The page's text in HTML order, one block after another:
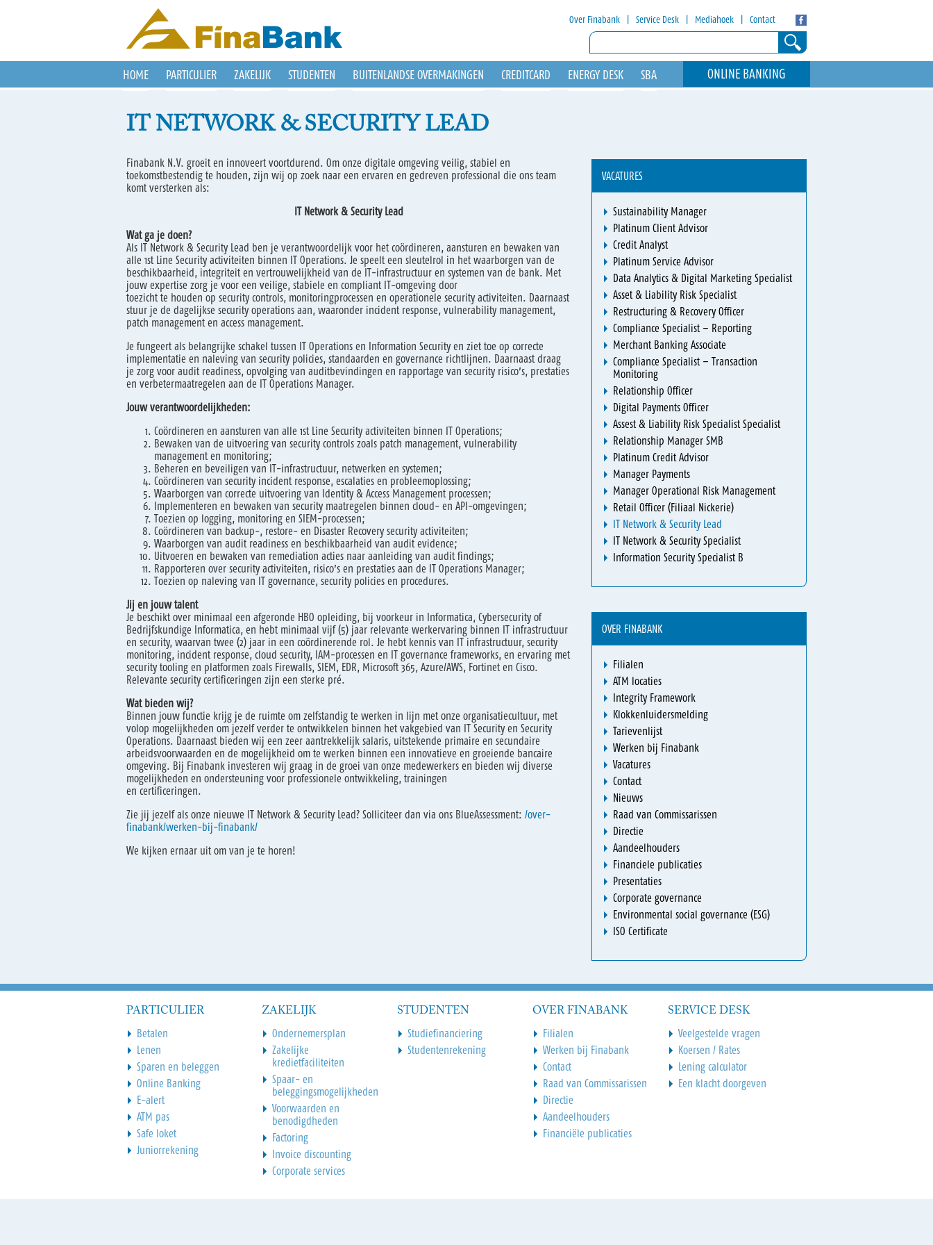
Over Finabank Service Desk Mediahoek Contact
HOME PARTICULIER ZAKELIJK STUDENTEN BUITENLANDSE OVERMAKINGEN CREDITCARD ENERGY DESK SBA ONLINE BANKING
IT NETWORK & SECURITY LEAD
Finabank N.V. groeit en innoveert voortdurend. Om onze digitale omgeving veilig, stabiel en
toekomstbestendig te houden, zijn wij op zoek naar een ervaren en gedreven professional die ons team
komt versterken als:
IT Network & Security Lead
Wat ga je doen?
Als IT Network & Security Lead ben je verantwoordelijk voor het coördineren, aansturen en bewaken van
alle 1st Line Security activiteiten binnen IT Operations. Je speelt een sleutelrol in het waarborgen van de
beschikbaarheid, integriteit en vertrouwelijkheid van de IT-infrastructuur en systemen van de bank. Met
jouw expertise zorg je voor een veilige, stabiele en compliant IT-omgeving door
toezicht te houden op security controls, monitoringprocessen en operationele security activiteiten. Daarnaast
stuur je de dagelijkse security operations aan, waaronder incident response, vulnerability management,
patch management en access management.
Je fungeert als belangrijke schakel tussen IT Operations en Information Security en ziet toe op correcte
implementatie en naleving van security policies, standaarden en governance richtlijnen. Daarnaast draag
je zorg voor audit readiness, opvolging van auditbevindingen en rapportage van security risico’s, prestaties
en verbetermaatregelen aan de IT Operations Manager.
Jouw verantwoordelijkheden:
Coördineren en aansturen van alle 1st Line Security activiteiten binnen IT Operations;
Bewaken van de uitvoering van security controls zoals patch management, vulnerability
management en monitoring;
Beheren en beveiligen van IT-infrastructuur, netwerken en systemen;
Coördineren van security incident response, escalaties en probleemoplossing;
Waarborgen van correcte uitvoering van Identity & Access Management processen;
Implementeren en bewaken van security maatregelen binnen cloud- en API-omgevingen;
Toezien op logging, monitoring en SIEM-processen;
Coördineren van backup-, restore- en Disaster Recovery security activiteiten;
Waarborgen van audit readiness en beschikbaarheid van audit evidence;
Uitvoeren en bewaken van remediation acties naar aanleiding van audit findings;
Rapporteren over security activiteiten, risico’s en prestaties aan de IT Operations Manager;
Toezien op naleving van IT governance, security policies en procedures.
Jij en jouw talent
Je beschikt over minimaal een afgeronde HBO opleiding, bij voorkeur in Informatica, Cybersecurity of
Bedrijfskundige Informatica, en hebt minimaal vijf (5) jaar relevante werkervaring binnen IT infrastructuur
en security, waarvan twee (2) jaar in een coördinerende rol. Je hebt kennis van IT infrastructuur, security
monitoring, incident response, cloud security, IAM-processen en IT governance frameworks, en ervaring met
security tooling en platformen zoals Firewalls, SIEM, EDR, Microsoft 365, Azure/AWS, Fortinet en Cisco.
Relevante security certificeringen zijn een sterke pré.
Wat bieden wij?
Binnen jouw functie krijg je de ruimte om zelfstandig te werken in lijn met onze organisatiecultuur, met
volop mogelijkheden om jezelf verder te ontwikkelen binnen het vakgebied van IT Security en Security
Operations. Daarnaast bieden wij een zeer aantrekkelijk salaris, uitstekende primaire en secundaire
arbeidsvoorwaarden en de mogelijkheid om te werken binnen een innovatieve en groeiende bancaire
omgeving. Bij Finabank investeren wij graag in de groei van onze medewerkers en bieden wij diverse
mogelijkheden en ondersteuning voor professionele ontwikkeling, trainingen
en certificeringen.
Zie jij jezelf als onze nieuwe IT Network & Security Lead? Solliciteer dan via ons BlueAssessment: /over-
finabank/werken-bij-finabank/
We kijken ernaar uit om van je te horen!
VACATURES
Sustainability Manager
Platinum Client Advisor
Credit Analyst
Platinum Service Advisor
Data Analytics & Digital Marketing Specialist
Asset & Liability Risk Specialist
Restructuring & Recovery Officer
Compliance Specialist – Reporting
Merchant Banking Associate
Compliance Specialist – Transaction
Monitoring
Relationship Officer
Digital Payments Officer
Assest & Liability Risk Specialist Specialist
Relationship Manager SMB
Platinum Credit Advisor
Manager Payments
Manager Operational Risk Management
Retail Officer (Filiaal Nickerie)
IT Network & Security Lead
IT Network & Security Specialist
Information Security Specialist B
OVER FINABANK
Filialen
ATM locaties
Integrity Framework
Klokkenluidersmelding
Tarievenlijst
Werken bij Finabank
Vacatures
Contact
Nieuws
Raad van Commissarissen
Directie
Aandeelhouders
Financiele publicaties
Presentaties
Corporate governance
Environmental social governance (ESG)
ISO Certificate
PARTICULIER
Betalen
Lenen
Sparen en beleggen
Online Banking
E-alert
ATM pas
Safe loket
Juniorrekening
ZAKELIJK
Ondernemersplan
Zakelijke
kredietfaciliteiten
Spaar- en
beleggingsmogelijkheden
Voorwaarden en
benodigdheden
Factoring
Invoice discounting
Corporate services
STUDENTEN
Studiefinanciering
Studentenrekening
OVER FINABANK
Filialen
Werken bij Finabank
Contact
Raad van Commissarissen
Directie
Aandeelhouders
Financiële publicaties
SERVICE DESK
Veelgestelde vragen
Koersen / Rates
Lening calculator
Een klacht doorgeven